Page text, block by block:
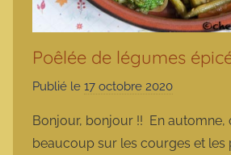
Poêlée de légumes
Publié le 17 octobre 2020
r
m
Bonjour, bonjour !! En automne,
beaucoup sur les courges et les